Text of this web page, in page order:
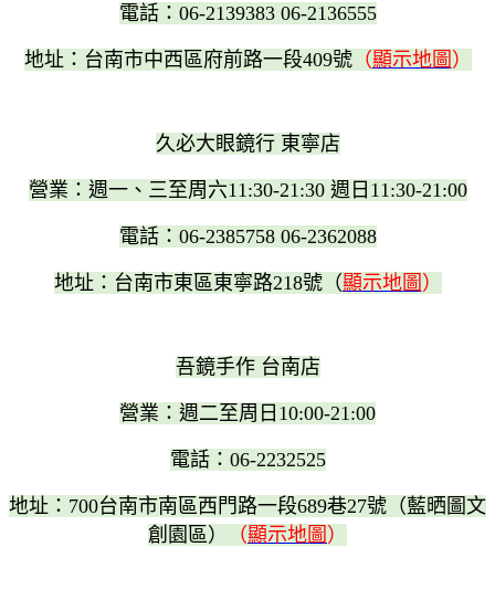
電話：06-2139383 06-2136555
地址：台南市中西區府前路一段409號（顯示地圖 ）
久必大眼鏡行 東寧店
營業：週一、三至周六11:30-21:30 週日11:30-21:00
電話：06-2385758 06-2362088
地址：台南市東區東寧路218號（顯示地圖 ）
吾鏡手作 台南店
營業：週二至周日10:00-21:00
電話：06-2232525
地址：700台南市南區西門路一段689巷27號（藍晒圖文
創園區）
（顯示地圖 ）